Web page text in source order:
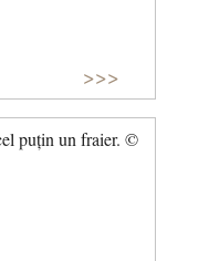
>>>
puțin un fraier. ©